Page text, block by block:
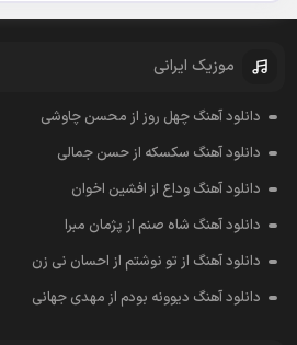
موزیک ایرانی
دانلود آهنگ چهل روز از محسن چاوشی
دانلود آهنگ سکسکه از حسن جمالی
دانلود آهنگ وداع از افشين اخوان
دانلود آهنگ شاه صنم از پژمان مبرا
دانلود آهنگ از تو نوشتم از احسان نی زن
دانلود آهنگ دیوونه بودم از مهدی جهانی